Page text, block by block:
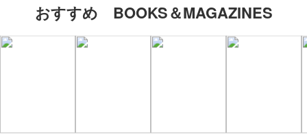
おすすめ BOOKS＆MAGAZINES